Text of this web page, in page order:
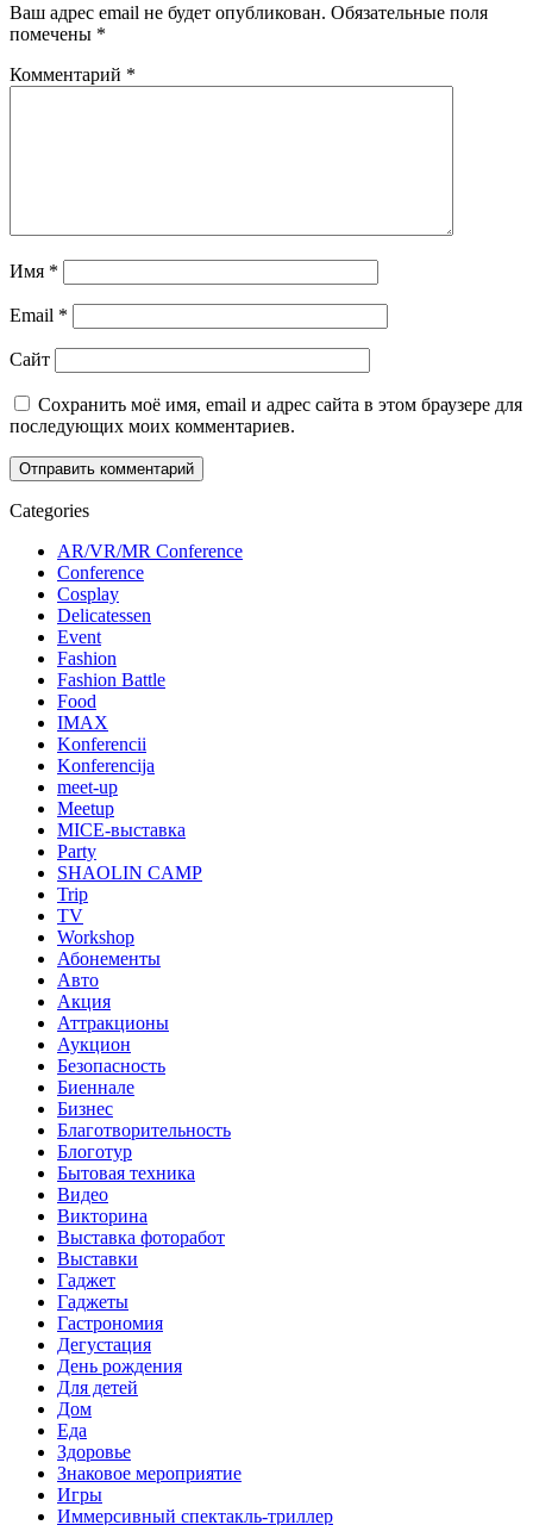
Ваш адрес email не будет опубликован. Обязательные поля
помечены *
Комментарий *
Имя *
Email *
Сайт
Сохранить моё имя, email и адрес сайта в этом браузере для
последующих моих комментариев.
Categories
AR/VR/MR Conference
Conference
Cosplay
Delicatessen
Event
Fashion
Fashion Battle
Food
IMAX
Konferencii
Konferencija
meet-up
Meetup
MICE-выставка
Party
SHAOLIN CAMP
Trip
TV
Workshop
Абонементы
Авто
Акция
Аттракционы
Аукцион
Безопасность
Биеннале
Бизнес
Благотворительность
Блоготур
Бытовая техника
Видео
Викторина
Выставка фоторабот
Выставки
Гаджет
Гаджеты
Гастрономия
Дегустация
День рождения
Для детей
Дом
Еда
Здоровье
Знаковое мероприятие
Игры
Иммерсивный спектакль-триллер